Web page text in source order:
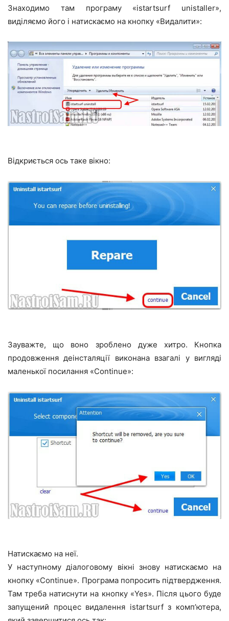
Знаходимо там програму «istartsurf unistaller»,
виділяємо його і натискаємо на кнопку «Видалити»:
Відкриється ось таке вікно:
Зауважте, що воно зроблено дуже хитро. Кнопка
продовження деінсталяції виконана взагалі у вигляді
маленької посилання «Continue»:
Натискаємо на неї.
У наступному діалоговому вікні знову натискаємо на
кнопку «Continue». Програма попросить підтвердження.
Там треба натиснути на кнопку «Yes». Після цього буде
запущений процес видалення istartsurf з комп’ютера,